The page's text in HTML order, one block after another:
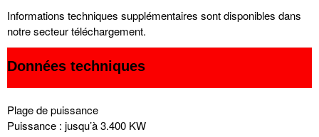
Informations techniques supplémentaires sont disponibles dans
notre secteur téléchargement.
Données techniques
Plage de puissance
Puissance : jusqu’à 3.400 KW